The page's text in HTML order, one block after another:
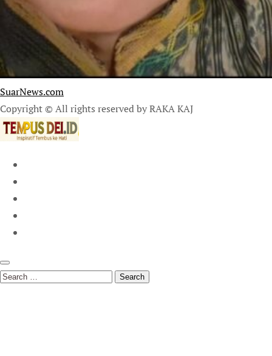
SuarNews.com
Copyright © All rights reserved by RAKA KAJ
Search